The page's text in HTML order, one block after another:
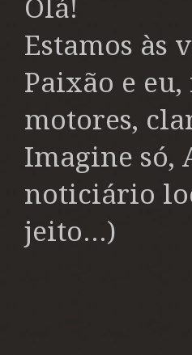
Olá!
Estamos às
Paixão e
motores,
Imagine só,
noticiário
jeito...)